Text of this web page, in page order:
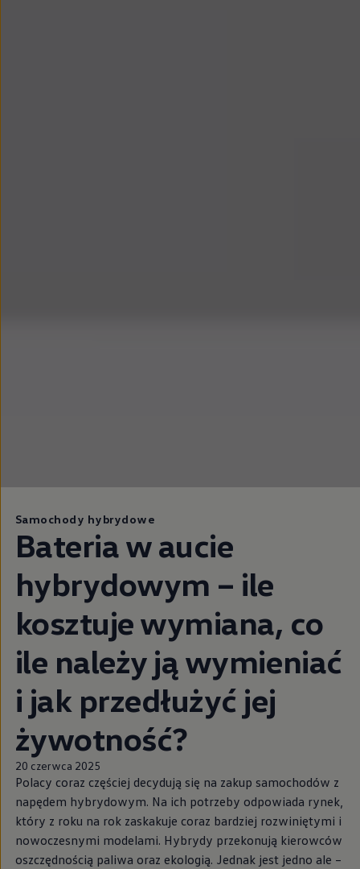
Samochody hybrydowe
Bateria w aucie
hybrydowym – ile
kosztuje wymiana, co
ile należy ją wymieniać
i jak przedłużyć jej
żywotność?
20 czerwca 2025
Polacy coraz częściej decydują się na zakup samochodów z
napędem hybrydowym. Na ich potrzeby odpowiada rynek,
który z roku na rok zaskakuje coraz bardziej rozwiniętymi i
nowoczesnymi modelami. Hybrydy przekonują kierowców
oszczędnością paliwa oraz ekologią. Jednak jest jedno ale –